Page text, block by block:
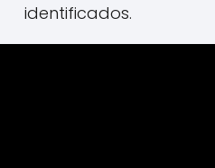
identificados.